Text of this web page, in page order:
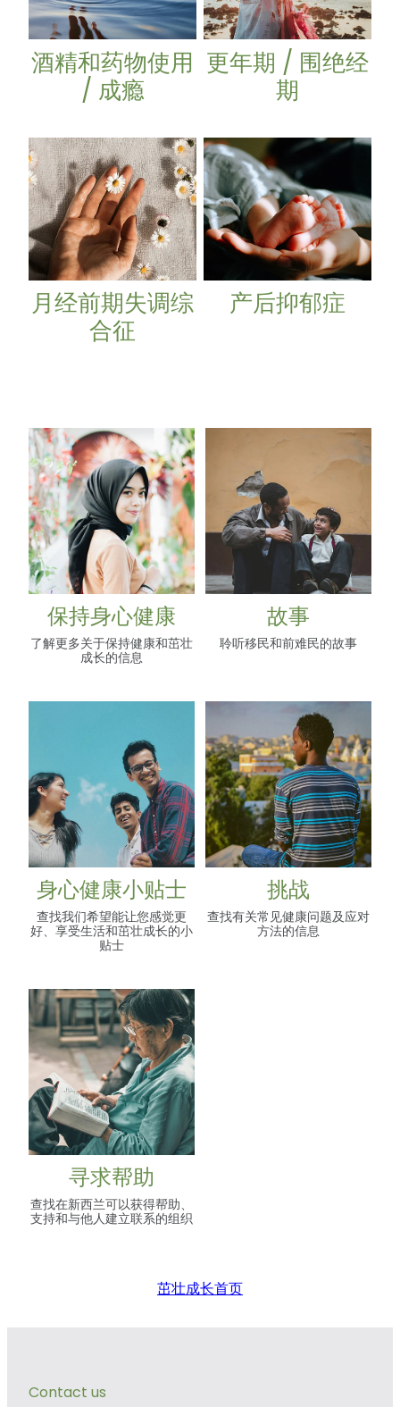
酒精和药物使用
/ 成瘾
更年期 / 围绝经
期
月经前期失调综合征
月经前期失调综
合征
产后抑郁症
产后抑郁症
保持身心健康
保持身心健康
了解更多关于保持健康和茁壮
成长的信息
故事
聆听移民和前难民的故事
身心健康小贴士
查找我们希望能让您感觉更
好、享受生活和茁壮成长的小
贴士
挑战
查找有关常见健康问题及应对
方法的信息
寻求帮助
寻求帮助
查找在新西兰可以获得帮助、
支持和与他人建立联系的组织
茁壮成长首页
Contact us